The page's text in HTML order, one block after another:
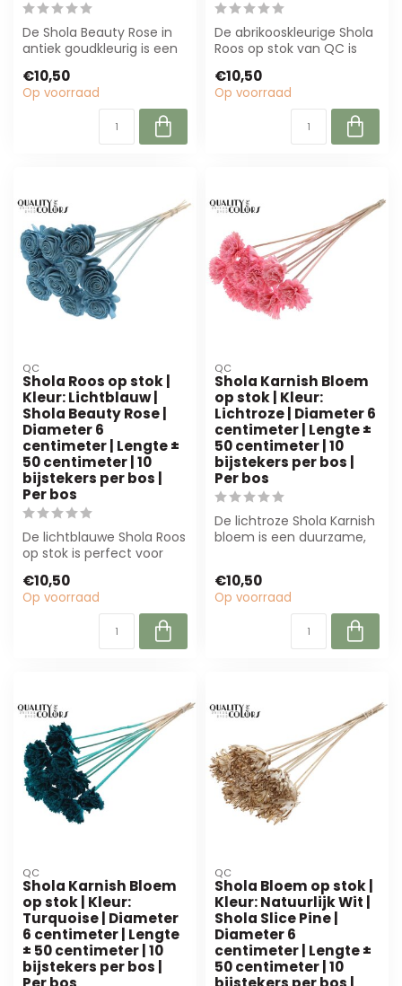
De Shola Beauty Rose in
antiek goudkleurig is een
kunstbloem, perfe...
€10,50
Op voorraad
De abrikooskleurige Shola
Roos op stok van QC is
kunstbloem van ...
€10,50
Op voorraad
QC
Shola Roos op stok |
Kleur: Lichtblauw |
Shola Beauty Rose |
Diameter 6
centimeter | Lengte ±
50 centimeter | 10
bijstekers per bos |
Per bos
De lichtblauwe Shola Roos
op stok is perfect voor
interieurontwerp...
€10,50
Op voorraad
QC
Shola Karnish Bloem
op stok | Kleur:
Lichtroze | Diameter 6
centimeter | Lengte ±
50 centimeter | 10
bijstekers per bos |
Per bos
De lichtroze Shola Karnish
bloem is een duurzame,
€10,50
Op voorraad
QC
Shola Karnish Bloem
op stok | Kleur:
Turquoise | Diameter
6 centimeter | Lengte
± 50 centimeter | 10
bijstekers per bos |
QC
Shola Bloem op stok |
Kleur: Natuurlijk Wit |
Shola Slice Pine |
Diameter 6
centimeter | Lengte ±
50 centimeter | 10